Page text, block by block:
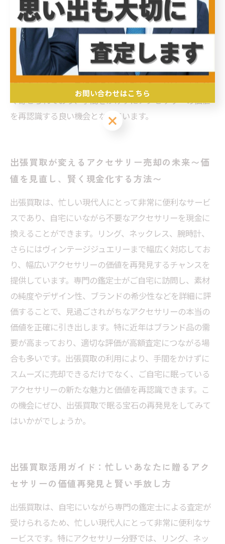
これにより、ただの不要品であったアクセサリーが新た
な魅力を持って生まれ変わります。また、出張買取は店
舗への持ち込みが不要で、他者に見られる心配もなく、
プライバシーを守りながら取引ができる点も大きな魅力
です。利用者からは「想像以上の査定額に驚いた」「家
にいながらスムーズに買取れて感動した」という声も多
く寄せられており、手間をかけずにアクセサリーの価値
を再認識する良い機会となっています。
出張買取が変えるアクセサリー売却の未来〜価
値を見直し、賢く現金化する方法〜
出張買取は、忙しい現代人にとって非常に便利なサービ
スであり、自宅にいながら不要なアクセサリーを現金に
換えることができます。リング、ネックレス、腕時計、
さらにはヴィンテージジュエリーまで幅広く対応してお
り、幅広いアクセサリーの価値を再発見するチャンスを
提供しています。専門の鑑定士がご自宅に訪問し、素材
の純度やデザイン性、ブランドの希少性などを詳細に評
価することで、見過ごされがちなアクセサリーの本当の
価値を正確に引き出します。特に近年はブランド品の需
要が高まっており、適切な評価が高額査定につながる場
合も多いです。出張買取の利用により、手間をかけずに
スムーズに売却できるだけでなく、ご自宅に眠っている
アクセサリーの新たな魅力と価値を再認識できます。こ
の機会にぜひ、出張買取で眠る宝石の再発見をしてみて
はいかがでしょうか。
出張買取活用ガイド：忙しいあなたに贈るアク
セサリーの価値再発見と賢い手放し方
出張買取は、自宅にいながら専門の鑑定士による査定が
受けられるため、忙しい現代人にとって非常に便利なサ
ービスです。特にアクセサリー分野では、リング、ネッ
お問い合わせはこちら
お問い合わせはこちら